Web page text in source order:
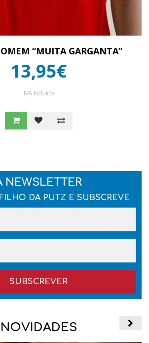
“MUITA GARGANTA”
13,95€
IVA Incluído
NEWSLETTER
DA PUTZ E SUBSCREVE
SUBSCREVER
NOVIDADES